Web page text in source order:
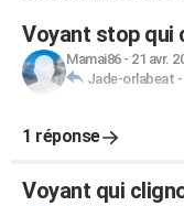
Voyant stop qui
Mamai86- 21 avr.
Jade-orlabeat -
1 réponse
Voyant qui